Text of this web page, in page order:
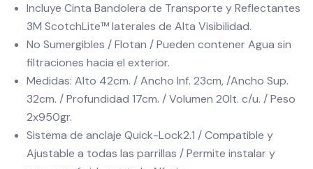
Incluye Cinta Bandolera de Transporte y Reflectantes
3M ScotchLite™ laterales de Alta Visibilidad.
No Sumergibles / Flotan / Pueden contener Agua sin
filtraciones hacia el exterior.
Medidas: Alto 42cm. / Ancho Inf. 23cm, /Ancho Sup.
32cm. / Profundidad 17cm. / Volumen 20lt. c/u. / Peso
2x950gr.
Sistema de anclaje Quick-Lock2.1 / Compatible y
Ajustable a todas las parrillas / Permite instalar y